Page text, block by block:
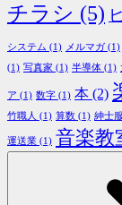
チラシ (5)
システム (1) メルマガ (1)
(1) 写真家 (1) 半導体 (1)
ア (1) 数字 (1) 本 (2)
竹職人 (1) 算数 (1) 紳士服
運送業 (1) 音楽教